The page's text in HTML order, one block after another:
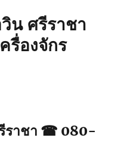
น ศรีราชา
รื่องจักร
ราชา ☎ 080-